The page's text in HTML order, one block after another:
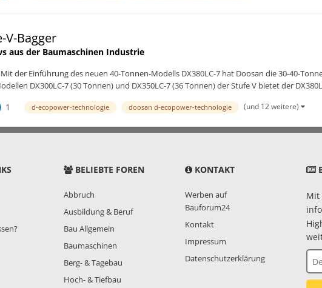
V-Bagger
aus der Baumaschinen Industrie
der Einführung des neuen 40-Tonnen-Modells DX380LC-7 hat Doosan die 30-40-
DX300LC-7 (30 Tonnen) und DX350LC-7 (36 Tonnen) der Stufe V bietet der
1 d-ecopower-technologie doosan d-ecopower-technologie (und 12 weitere)
BELIEBTE FOREN
Abbruch
Ausbildung & Beruf
Bau Allgemein
Baumaschinen
Berg- & Tagebau
Hoch- & Tiefbau
KONTAKT
Werben auf
Bauforum24
Kontakt
Impressum
Datenschutzerklärung
Mit